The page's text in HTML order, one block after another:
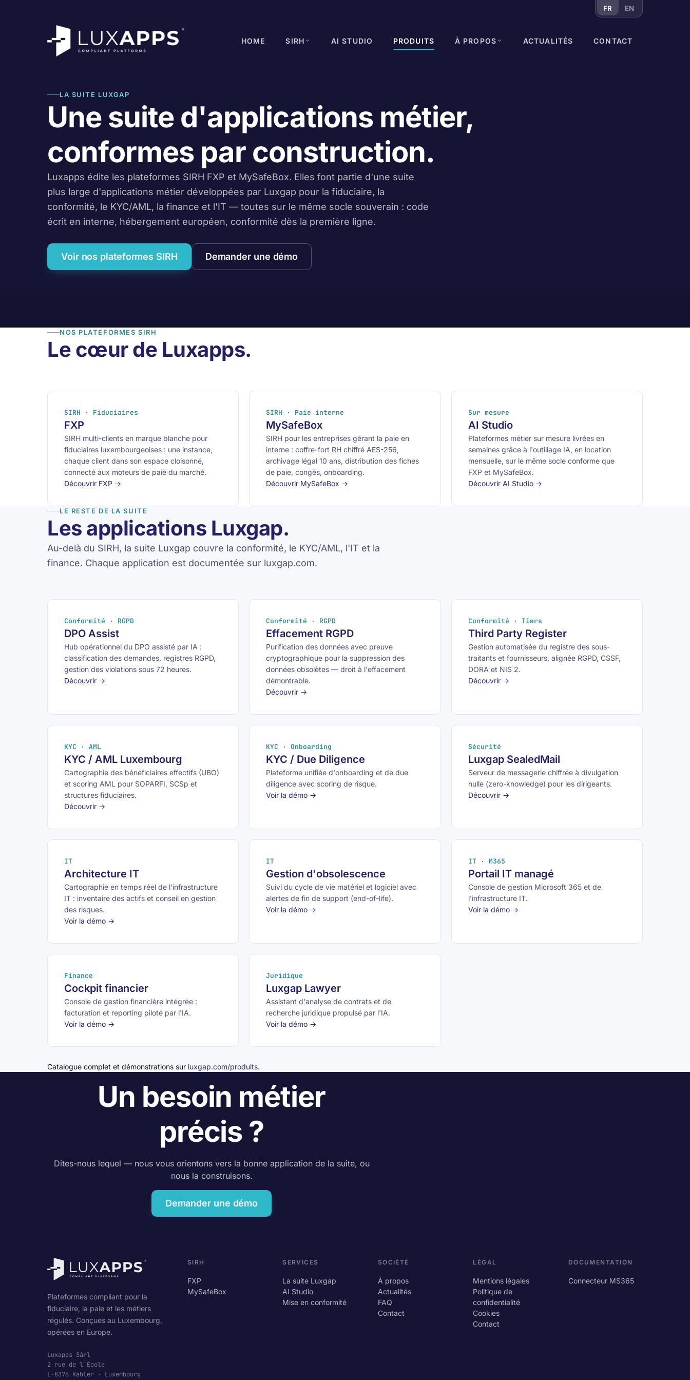
FR EN
HOME SIRH AI STUDIO PRODUITS À PROPOS ACTUALITÉS CONTACT
LA SUITE LUXGAP
Une suite d'applications métier,
conformes par construction.
Luxapps édite les plateformes SIRH FXP et MySafeBox. Elles font partie d'une suite
plus large d'applications métier développées par Luxgap pour la fiduciaire, la
conformité, le KYC/AML, la finance et l'IT — toutes sur le même socle souverain : code
écrit en interne, hébergement européen, conformité dès la première ligne.
Voir nos plateformes SIRH Demander une démo
NOS PLATEFORMES SIRH
Le cœur de Luxapps.
SIRH · Fiduciaires
FXP
SIRH multi-clients en marque blanche pour
fiduciaires luxembourgeoises : une instance,
chaque client dans son espace cloisonné,
connecté aux moteurs de paie du marché.
Découvrir FXP →
SIRH · Paie interne
MySafeBox
SIRH pour les entreprises gérant la paie en
interne : coffre-fort RH chiffré AES-256,
archivage légal 10 ans, distribution des fiches
de paie, congés, onboarding.
Découvrir MySafeBox →
Sur mesure
AI Studio
Plateformes métier sur mesure livrées en
semaines grâce à l'outillage IA, en location
mensuelle, sur le même socle conforme que
FXP et MySafeBox.
Découvrir AI Studio →
LE RESTE DE LA SUITE
Les applications Luxgap.
Au-delà du SIRH, la suite Luxgap couvre la conformité, le KYC/AML, l'IT et la
finance. Chaque application est documentée sur luxgap.com.
Conformité · RGPD
DPO Assist
Hub opérationnel du DPO assisté par IA :
classification des demandes, registres RGPD,
gestion des violations sous 72 heures.
Découvrir →
Conformité · RGPD
Effacement RGPD
Purification des données avec preuve
cryptographique pour la suppression des
données obsolètes — droit à l'effacement
démontrable.
Découvrir →
Conformité · Tiers
Third Party Register
Gestion automatisée du registre des sous-
traitants et fournisseurs, alignée RGPD, CSSF,
DORA et NIS 2.
Découvrir →
KYC · AML
KYC / AML Luxembourg
Cartographie des bénéficiaires effectifs (UBO)
et scoring AML pour SOPARFI, SCSp et
structures fiduciaires.
Découvrir →
KYC · Onboarding
KYC / Due Diligence
Plateforme unifiée d'onboarding et de due
diligence avec scoring de risque.
Voir la démo →
Sécurité
Luxgap SealedMail
Serveur de messagerie chiffrée à divulgation
nulle (zero-knowledge) pour les dirigeants.
Découvrir →
IT
Architecture IT
Cartographie en temps réel de l'infrastructure
IT : inventaire des actifs et conseil en gestion
des risques.
Voir la démo →
IT
Gestion d'obsolescence
Suivi du cycle de vie matériel et logiciel avec
alertes de fin de support (end-of-life).
Voir la démo →
IT · M365
Portail IT managé
Console de gestion Microsoft 365 et de
l'infrastructure IT.
Voir la démo →
Finance
Cockpit financier
Console de gestion financière intégrée :
facturation et reporting piloté par l'IA.
Voir la démo →
Juridique
Luxgap Lawyer
Assistant d'analyse de contrats et de
recherche juridique propulsé par l'IA.
Voir la démo →
Catalogue complet et démonstrations sur luxgap.com/produits.
Un besoin métier
précis ?
Dites-nous lequel — nous vous orientons vers la bonne application de la suite, ou
nous la construisons.
Demander une démo
Plateformes compliant pour la
fiduciaire, la paie et les métiers
régulés. Conçues au Luxembourg,
opérées en Europe.
Luxapps Sàrl
2 rue de l'École
L-8376 Kahler · Luxembourg
SIRH
FXP
MySafeBox
SERVICES
La suite Luxgap
AI Studio
Mise en conformité
SOCIÉTÉ
À propos
Actualités
FAQ
Contact
LÉGAL
Mentions légales
Politique de
confidentialité
Cookies
Contact
DOCUMENTATION
Connecteur MS365